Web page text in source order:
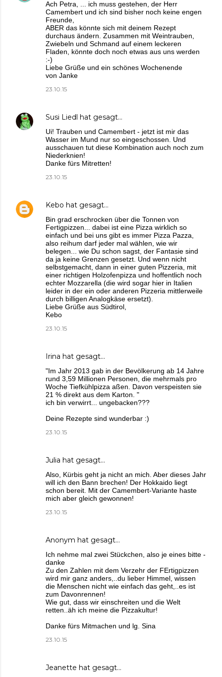
Ach Petra, ... ich muss gestehen, der Herr
Camembert und ich sind bisher noch keine engen
Freunde,
ABER das könnte sich mit deinem Rezept
durchaus ändern. Zusammen mit Weintrauben,
Zwiebeln und Schmand auf einem leckeren
Fladen, könnte doch noch etwas aus uns werden
:-)
Liebe Grüße und ein schönes Wochenende
von Janke
23.10.15
Susi Liedl hat gesagt…
Ui! Trauben und Camembert - jetzt ist mir das
Wasser im Mund nur so eingeschossen. Und
ausschauen tut diese Kombination auch noch zum
Niederknien!
Danke fürs Mitretten!
23.10.15
Kebo hat gesagt…
Bin grad erschrocken über die Tonnen von
Fertigpizzen... dabei ist eine Pizza wirklich so
einfach und bei uns gibt es immer Pizza Pazza,
also reihum darf jeder mal wählen, wie wir
belegen... wie Du schon sagst, der Fantasie sind
da ja keine Grenzen gesetzt. Und wenn nicht
selbstgemacht, dann in einer guten Pizzeria, mit
einer richtigen Holzofenpizza und hoffentlich noch
echter Mozzarella (die wird sogar hier in Italien
leider in der ein oder anderen Pizzeria mittlerweile
durch billigen Analogkäse ersetzt).
Liebe Grüße aus Südtirol,
Kebo
23.10.15
Irina hat gesagt…
"Im Jahr 2013 gab in der Bevölkerung ab 14 Jahre
rund 3,59 Millionen Personen, die mehrmals pro
Woche Tiefkühlpizza aßen. Davon verspeisten sie
21 % direkt aus dem Karton. "
ich bin verwirrt... ungebacken???
Deine Rezepte sind wunderbar :)
23.10.15
Julia hat gesagt…
Also, Kürbis geht ja nicht an mich. Aber dieses Jahr
will ich den Bann brechen! Der Hokkaido liegt
schon bereit. Mit der Camembert-Variante haste
mich aber gleich gewonnen!
23.10.15
Anonym hat gesagt…
Ich nehme mal zwei Stückchen, also je eines bitte -
danke
Zu den Zahlen mit dem Verzehr der FErtigpizzen
wird mir ganz anders,..du lieber Himmel, wissen
die Menschen nicht wie einfach das geht,..es ist
zum Davonrennen!
Wie gut, dass wir einschreiten und die Welt
retten..äh ich meine die Pizzakultur!
Danke fürs Mitmachen und lg. Sina
23.10.15
Jeanette hat gesagt…